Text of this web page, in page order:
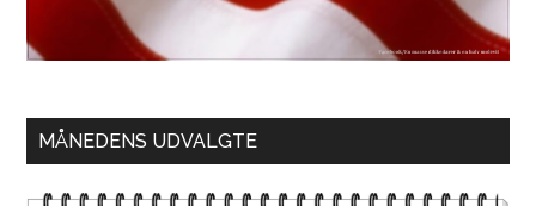
MÅNEDENS UDVALGTE